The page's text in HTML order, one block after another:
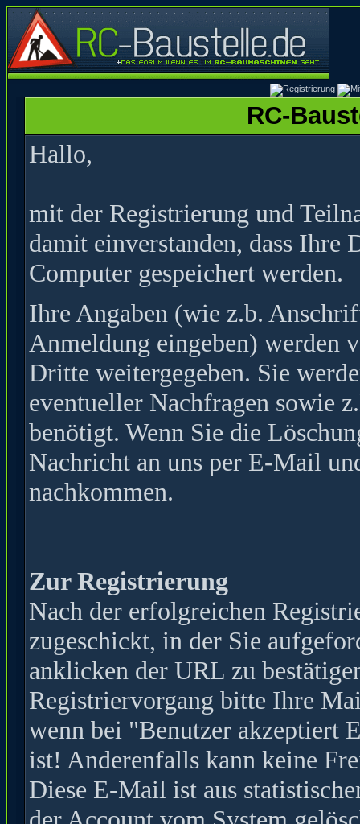
RC-
Hallo,
mit der Registrierung und
damit einverstanden, dass Ihre
Computer gespeichert werden.
Ihre Angaben (wie z.b.
Anmeldung eingeben) werden
Dritte weitergegeben. Sie
eventueller Nachfragen sowie
benötigt. Wenn Sie die
Nachricht an uns per E-Mail
nachkommen.
Zur Registrierung
Nach der erfolgreichen
zugeschickt, in der Sie
anklicken der URL zu
Registriervorgang bitte Ihre
wenn bei "Benutzer akzeptiert
ist! Anderenfalls kann keine
Diese E-Mail ist aus